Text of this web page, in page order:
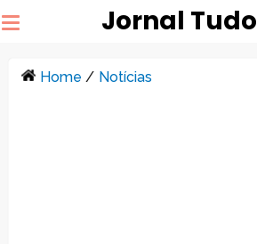
Jornal Tudo
Home / Notícias